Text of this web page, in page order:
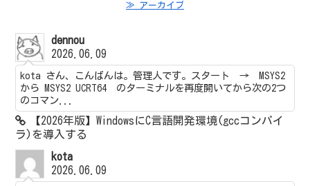
≫ アーカイブ
dennou
2026.06.09
kota さん、こんばんは。管理人です。スタート → MSYS2
から MSYS2 UCRT64 のターミナルを再度開いてから次の2つ
のコマン...
【2026年版】WindowsにC言語開発環境(gccコンパイ
ラ)を導入する
kota
2026.06.09